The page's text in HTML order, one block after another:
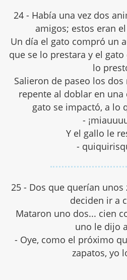
24 - Había una vez dos
amigos; estos eran
Un día el gato compró un
que se lo prestara y el
lo
Salieron de paseo los
repente al doblar en
gato se impactó, a lo
-
Y el gallo le
-
25 - Dos que querían
deciden ir a
Mataron uno dos... cien
uno le dijo
- Oye, como el próximo
zapatos, yo